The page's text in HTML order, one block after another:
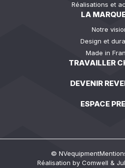
Réalisations et
LA
Notre
Design et
Made in
TRAVAILLER
DEVENIR
ESPACE
© NVequipment
Réalisation by Comwell &